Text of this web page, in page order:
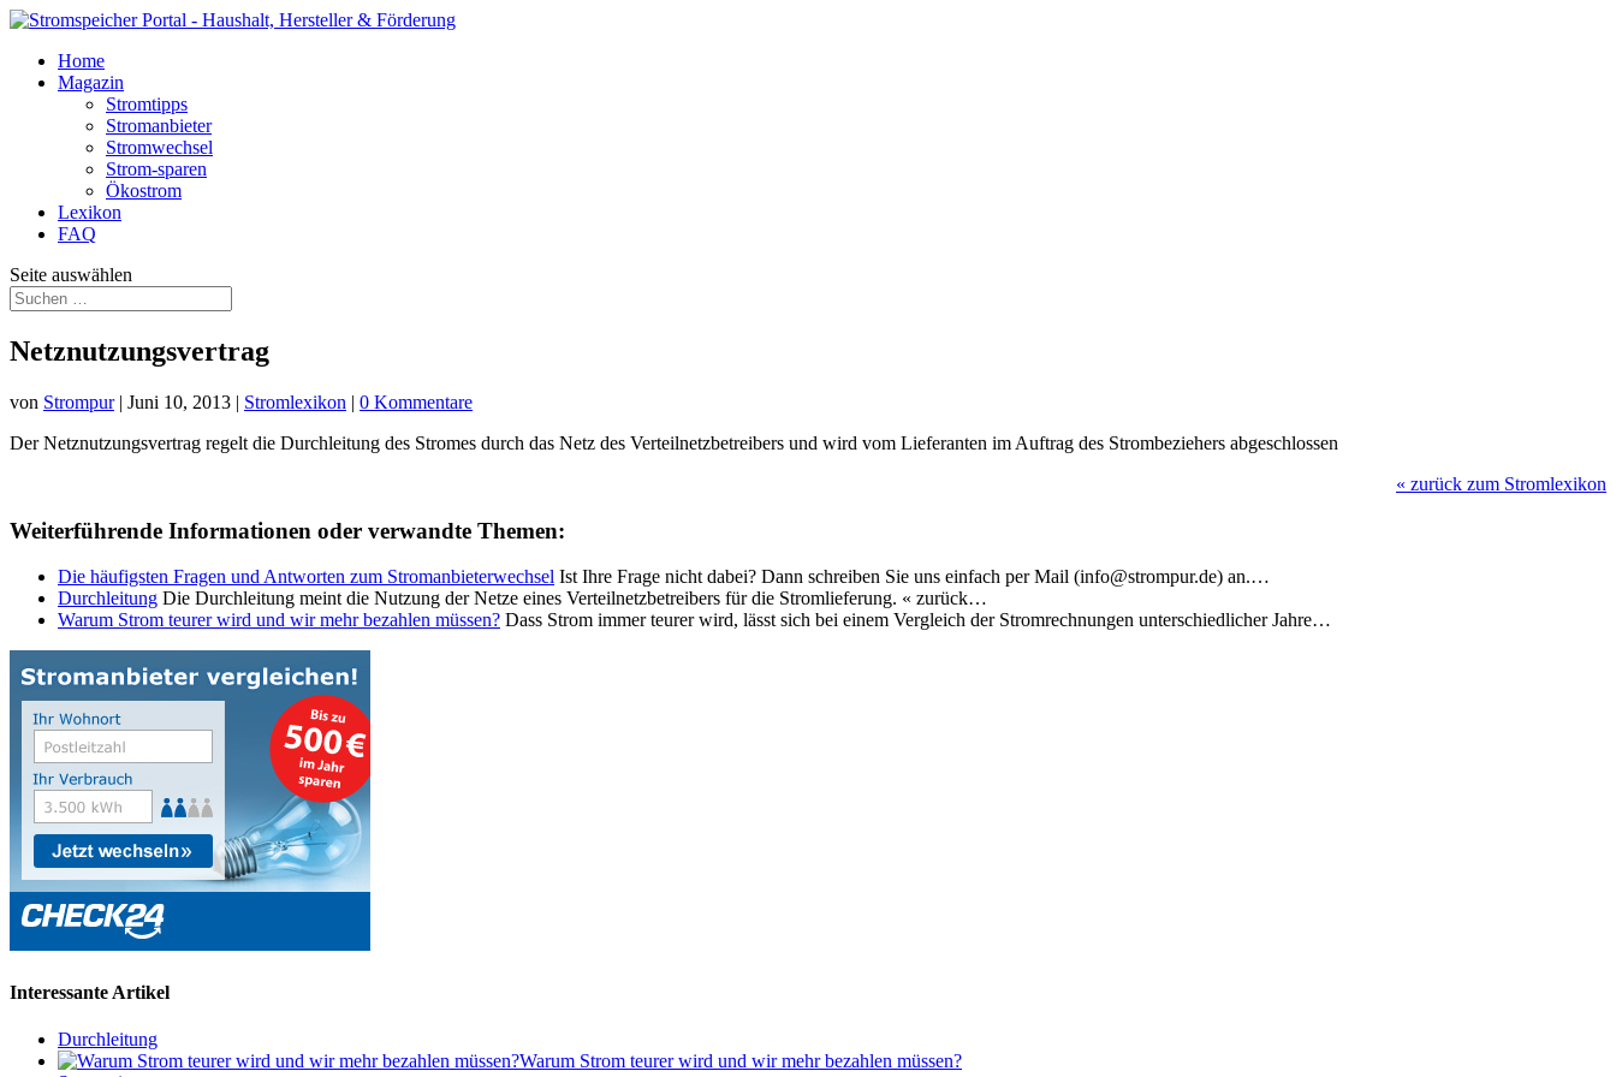
Home
Magazin
Stromtipps
Stromanbieter
Stromwechsel
Strom-sparen
Ökostrom
Lexikon
FAQ
Seite auswählen
Netznutzungsvertrag
von Strompur| Juni 10, 2013 | Stromlexikon | 0 Kommentare
Der Netznutzungsvertrag regelt die Durchleitung des Stromes durch das Netz des Verteilnetzbetreibers und wird vom Lieferanten im Auftrag des Strombeziehers abgeschlossen
« zurück zum Stromlexikon
Weiterführende Informationen oder verwandte Themen:
Die häufigsten Fragen und Antworten zum Stromanbieterwechsel Ist Ihre Frage nicht dabei? Dann schreiben Sie uns einfach per Mail (info@strompur.de) an.…
Durchleitung Die Durchleitung meint die Nutzung der Netze eines Verteilnetzbetreibers für die Stromlieferung. « zurück…
Warum Strom teurer wird und wir mehr bezahlen müssen? Dass Strom immer teurer wird, lässt sich bei einem Vergleich der Stromrechnungen unterschiedlicher Jahre…
Interessante Artikel
Durchleitung
Warum Strom teurer wird und wir mehr bezahlen müssen?